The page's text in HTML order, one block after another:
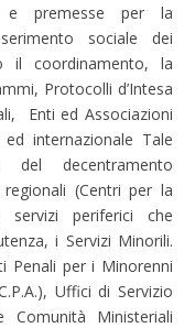
e premesse per la
sociale dei
il coordinamento, la
Protocolli d’Intesa
Enti ed Associazioni
internazionale Tale
decentramento
(Centri per la
periferici che
i Servizi Minorili.
Penali per i Minorenni
Uffici di Servizio
Comunità Ministeriali